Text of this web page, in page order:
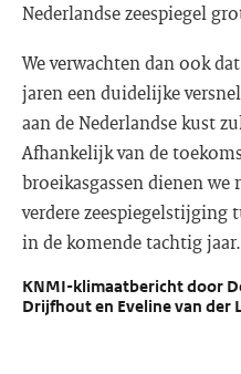
Nederlandse zeespiegel
We verwachten dan ook
jaren een duidelijke
aan de Nederlandse kust
Afhankelijk van de
broeikasgassen dienen
verdere zeespiegelstijging
in de komende tachtig jaar.
KNMI-klimaatbericht door
Drijfhout en Eveline van der